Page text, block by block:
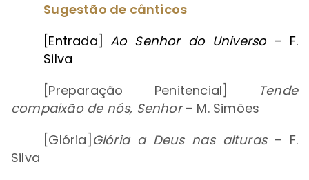
Sugestão de cânticos
[Entrada] Ao Senhor do Universo– F.
Silva
[Preparação Penitencial]
Tende
compaixão de nós, Senhor– M. Simões
[Glória] Glória a Deus nas alturas– F.
Silva